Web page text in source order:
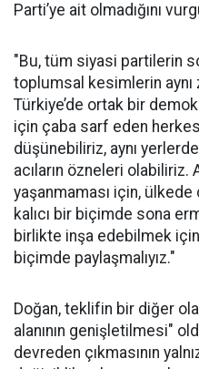
Parti’ye ait olmadığını
"Bu, tüm siyasi partilerin
toplumsal kesimlerin
Türkiye’de ortak bir
için çaba sarf eden
düşünebiliriz, aynı
acıların özneleri olabiliriz.
yaşanmaması için, ülkede
kalıcı bir biçimde sona
birlikte inşa edebilmek
biçimde paylaşmalıyız."
Doğan, teklifin bir diğer
alanının genişletilmesi"
devreden çıkmasının